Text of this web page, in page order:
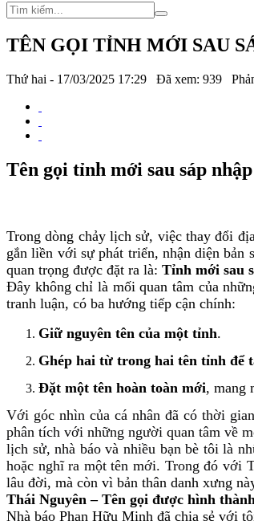
TÊN GỌI TỈNH MỚI SAU
Thứ hai - 17/03/2025 17:29 Đã xem: 939
Tên gọi tỉnh mới sau sáp
Trong dòng chảy lịch sử, việc thay đổi
gắn liền với sự phát triển, nhận diện bản
quan trọng được đặt ra là: Tỉnh mới sau
Đây không chỉ là mối quan tâm của
tranh luận, có ba hướng tiếp cận chính:
Giữ nguyên tên của một tỉnh.
Ghép hai từ trong hai tên tỉnh để
Đặt một tên hoàn toàn mới, mang
Với góc nhìn của cá nhân đã có thời
phân tích với những người quan tâm về
lịch sử, nhà báo và nhiều bạn bè tôi là
hoặc nghĩ ra một tên mới. Trong đó với
lâu đời, mà còn vì bản thân danh xưng
Thái Nguyên – Tên gọi được hình
Nhà báo Phan Hữu Minh đã chia sẻ với